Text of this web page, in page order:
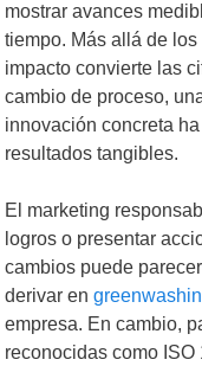
mostrar avances
tiempo. Más allá de
impacto convierte las
cambio de proceso,
innovación concreta
resultados tangibles.
El marketing
logros o presentar
cambios puede
derivar en
empresa. En cambio,
reconocidas como